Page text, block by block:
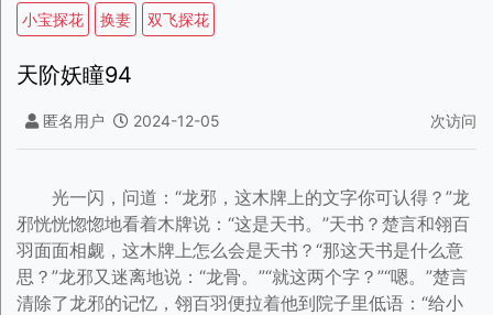
小宝探花 换妻 双飞探花
天阶妖瞳94
匿名用户 2024-12-05 次访问
光一闪，问道：“龙邪，这木牌上的文字你可认得？”龙
邪恍恍惚惚地看着木牌说：“这是天书。”天书？楚言和翎百
羽面面相觑，这木牌上怎么会是天书？“那这天书是什么意
思？”龙邪又迷离地说：“龙骨。”“就这两个字？”“嗯。”楚言
清除了龙邪的记忆，翎百羽便拉着他到院子里低语：“给小